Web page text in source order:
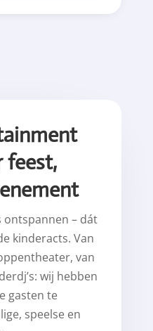
feest,
– dát
kinderacts. Van
van
wij hebben
gasten te
speelse en